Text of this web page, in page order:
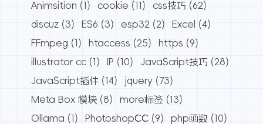
Animsition (1) cookie (11) css技巧 (62)
discuz (3) ES6 (3) esp32 (2) Excel
(4)
FFmpeg (1) htaccess (25) https (9)
illustrator cc (1) IP (10) JavaScript技巧 (28)
JavaScript插件 (14) jquery (73)
Meta Box 模块 (8) more标签 (13)
Ollama (1) PhotoshopCC (9) php函数 (10)